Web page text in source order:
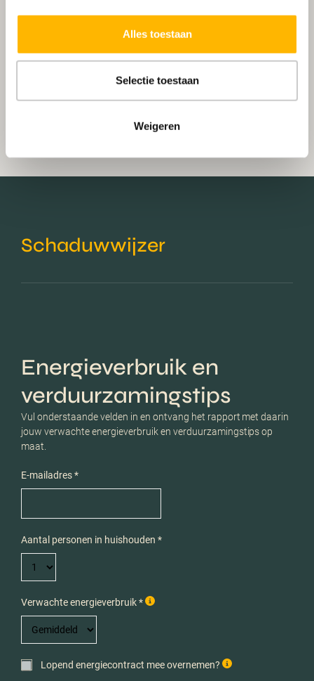
Alles toestaan
Selectie toestaan
Weigeren
Schaduwwijzer
Energieverbruik en
verduurzamingstips
Vul onderstaande velden in en ontvang het rapport met daarin
jouw verwachte energieverbruik en verduurzamingstips op
maat.
E-mailadres *
Aantal personen in huishouden *
Verwachte energieverbruik *
Lopend energiecontract mee overnemen?